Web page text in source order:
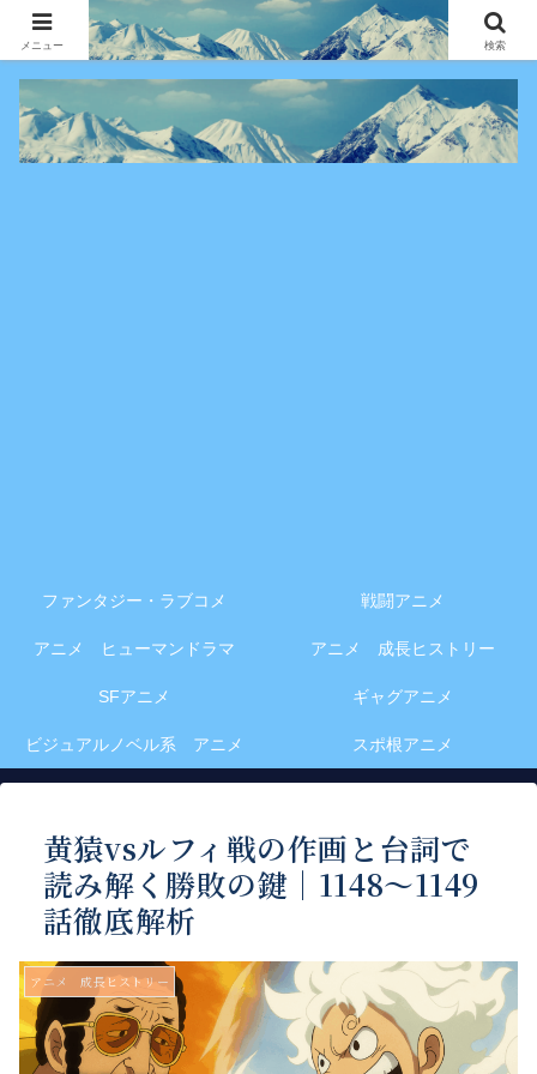
アニメ・漫画・VOD作品の見どころ、配信情報、登場人物や物語の考察を、作
品別・ジャンル別に分かりやすく紹介する専門ブログです。
ファンタジー・ラブコメ 戦闘アニメ
アニメ ヒューマンドラマ アニメ 成長ヒストリー
SFアニメ ギャグアニメ
ビジュアルノベル系 アニメ スポ根アニメ
黄猿vsルフィ戦の作画と台詞で
読み解く勝敗の鍵｜1148〜1149
話徹底解析
アニメ 成長ヒストリー
メニュー 検索